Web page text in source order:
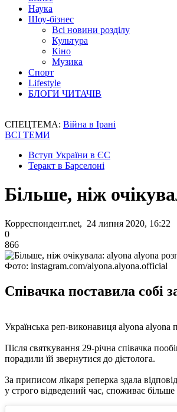
Наука
Шоу-бізнес
Всі новини розділу
Культура
Кіно
Музика
Спорт
Lifestyle
БЛОГИ ЧИТАЧІВ
СПЕЦТЕМА: Війна в Ірані
ВСІ ТЕМИ
Вступ України в ЄС
Теракт в Барселоні
Більше, ніж
Корреспондент.net, 24 липня 2020, 16:22
0
866
Фото: instagram.com/alyona.alyona.official
Співачка поставила собі
Українська реп-виконавиця alyona alyona
Після святкування 29-річна співачка
порадили їй звернутися до дієтолога.
За приписом лікаря реперка здала
у строго відведений час, споживає